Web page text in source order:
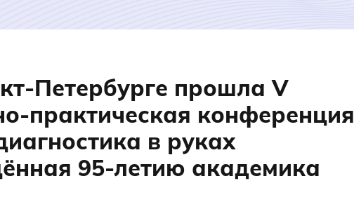
Петербурге прошла V
практическая конференция
в руках
95-летию академика